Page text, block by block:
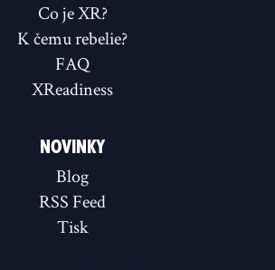
Co je XR?
K čemu rebelie?
FAQ
XReadiness
NOVINKY
Blog
RSS Feed
Tisk